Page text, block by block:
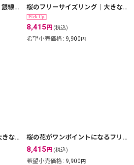
ジャスミンのお花のリング｜銀線細工の花びらが美しい。フリーサイズリング silver925 桜のフリーサイズリング｜大きな【SAKURA・サクラ】の繊細な透かし模様が美しいフリーサイズリング【金属アレルギーの方に配慮したニッケルフリー加工】
8,415 円 (税込)
希望小売価格 : 9,900円
桜のフリーサイズリング｜大きな【SAKURA・サクラ】の花を乗せたリング【silver925】 桜の花がワンポイントになるフリーサイズリング｜サクラ・SAKURAの花を銀線細工・フィリグリーで表現したチャーム【ニッケルフリーで金属アレルギーの方にも安心なゴールド加工】
8,415 円 (税込)
希望小売価格 : 9,900円